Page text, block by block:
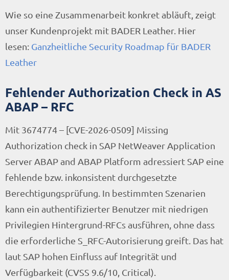
Wie so eine Zusammenarbeit konkret abläuft, zeigt
unser Kundenprojekt mit BADER Leather. Hier
lesen: Ganzheitliche Security Roadmap für BADER
Leather
Fehlender Authorization Check in AS
ABAP – RFC
Mit 3674774 – [CVE-2026-0509] Missing
Authorization check in SAP NetWeaver Application
Server ABAP and ABAP Platform adressiert SAP eine
fehlende bzw. inkonsistent durchgesetzte
Berechtigungsprüfung. In bestimmten Szenarien
kann ein authentifizierter Benutzer mit niedrigen
Privilegien Hintergrund-RFCs ausführen, ohne dass
die erforderliche S_RFC-Autorisierung greift. Das hat
laut SAP hohen Einfluss auf Integrität und
Verfügbarkeit (CVSS 9.6/10, Critical).